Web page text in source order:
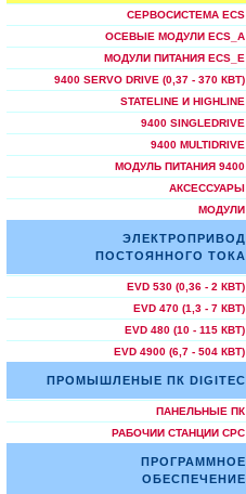
СЕРВОСИСТЕМА ECS
ОСЕВЫЕ МОДУЛИ ECS_A
МОДУЛИ ПИТАНИЯ ECS_E
9400 SERVO DRIVE (0,37 - 370 КВТ)
STATELINE И HIGHLINE
9400 SINGLEDRIVE
9400 MULTIDRIVE
МОДУЛЬ ПИТАНИЯ 9400
АКСЕССУАРЫ
МОДУЛИ
ЭЛЕКТРОПРИВОД
ПОСТОЯННОГО ТОКА
EVD 530 (0,36 - 2 КВТ)
EVD 470 (1,3 - 7 КВТ)
EVD 480 (10 - 115 КВТ)
EVD 4900 (6,7 - 504 КВТ)
ПРОМЫШЛЕНЫЕ ПК DIGITEC
ПАНЕЛЬНЫЕ ПК
РАБОЧИИ СТАНЦИИ СРС
ПРОГРАММНОЕ
ОБЕСПЕЧЕНИЕ